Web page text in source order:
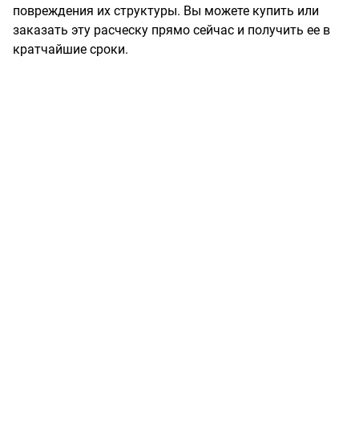
повреждения их структуры. Вы можете купить или
заказать эту расческу прямо сейчас и получить ее в
кратчайшие сроки.